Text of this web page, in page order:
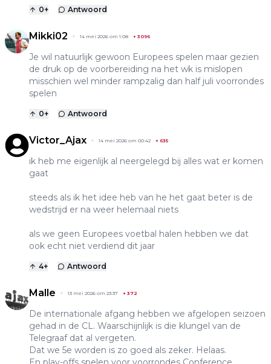
0+ Antwoord
Mikki02 14 mei 2026 om 1:08 + 3096
Je wil natuurlijk gewoon Europees spelen maar gezien
de druk op de voorbereiding na het wk is mislopen
misschien wel minder rampzalig dan half juli voorrondes
spelen
0+ Antwoord
Victor_Ajax 14 mei 2026 om 00:42 + 635
ik heb me eigenlijk al neergelegd bij alles wat er komen
gaat
steeds als ik het idee heb van he het gaat beter is de
wedstrijd er na weer helemaal niets
als we geen Europees voetbal halen hebben we dat
ook echt niet verdiend dit jaar
4+ Antwoord
Malle 13 mei 2026 om 23:37 + 372
De internationale afgang hebben we afgelopen seizoen
gehad in de CL. Waarschijnlijk is die klungel van de
Telegraaf dat al vergeten.
Dat we 5e worden is zo goed als zeker. Helaas.